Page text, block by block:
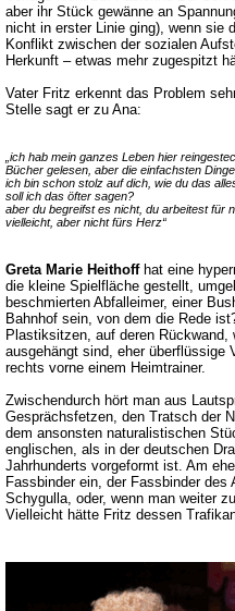
aber ihr Stück gewänne an
nicht in erster Linie ging), wenn sie
Konflikt zwischen der sozialen
Herkunft – etwas mehr zugespitzt
Vater Fritz erkennt das Problem
Stelle sagt er zu Ana:
„ich hab mein ganzes Leben hier
Bücher gelesen, aber die einfachsten
ich bin schon stolz auf dich, wie du das
soll ich das öfter sagen?
aber du begreifst es nicht, du arbeitest für
vielleicht, aber nicht fürs Herz“
Greta Marie Heithoffhat eine
die kleine Spielfläche gestellt,
beschmierten Abfalleimer, einer
Bahnhof sein, von dem die Rede
Plastiksitzen, auf deren Rückwand,
ausgehängt sind, eher überflüssige
rechts vorne einem Heimtrainer.
Zwischendurch hört man aus
Gesprächsfetzen, den Tratsch der
dem ansonsten naturalistischen
englischen, als in der deutschen
Jahrhunderts vorgeformt ist. Am
Fassbinder ein, der Fassbinder des
Schygulla, oder, wenn man weiter
Vielleicht hätte Fritz dessen